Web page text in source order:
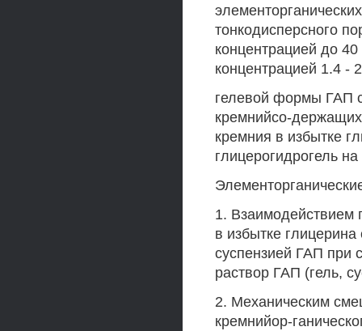
тонкодисперсного
концентрацией до
концентрацией 1.4 -
гелевой формы ГАП
кремнийсо-
кремния в избытке
глицерогидрогель
1. Взаимодействием
в избытке
суспензией ГАП при
раствор ГАП (гель,
2. Механическим
кремнийор-